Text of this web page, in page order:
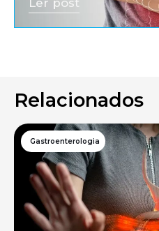
Relacionados
Gastroenterologia